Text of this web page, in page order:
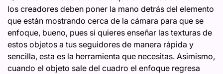
los creadores deben poner la mano detrás del elemento
que están mostrando cerca de la cámara para que se
enfoque, bueno, pues si quieres enseñar las texturas de
estos objetos a tus seguidores de manera rápida y
sencilla, esta es la herramienta que necesitas. Asimismo,
cuando el objeto sale del cuadro el enfoque regresa